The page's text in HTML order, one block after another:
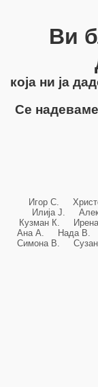
Ви
која ни ја
Се
Игор С.
Илија Ј.
Кузман К.
Ана А. Нада
Симона В.